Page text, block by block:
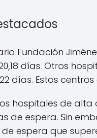
Fundación
días. Otros
días. Estos
hospitales de
de espera. Sin
espera que